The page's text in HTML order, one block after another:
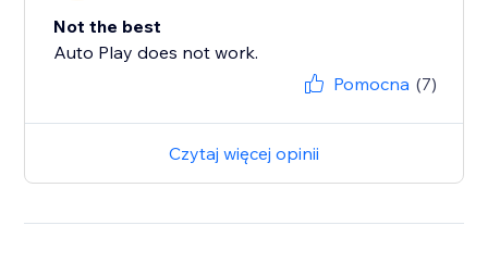
Not the best
Auto Play does not work.
Pomocna (7)
Czytaj więcej opinii